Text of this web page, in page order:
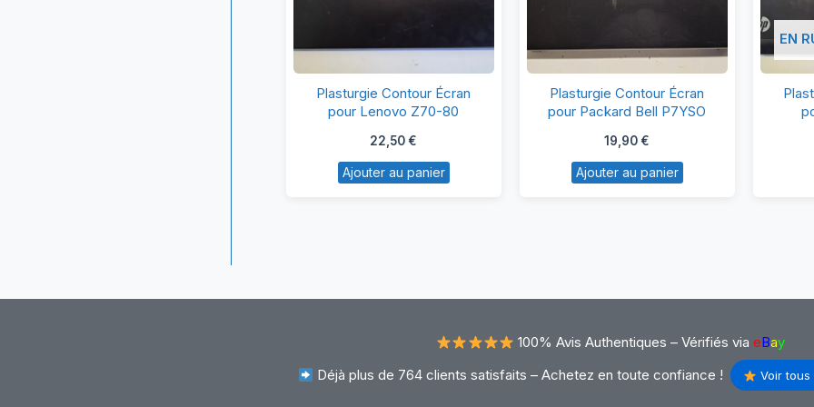
Plasturgie
Contour
Écran
Lenovo
Plasturgie Contour Écran
pour Lenovo Z70-80
22,50 €
Ajouter au panier
Plasturgie
Contour
Écran
Packard
Plasturgie Contour Écran
pour Packard Bell P7YSO
19,90 €
Ajouter au panier
EN
100% Avis Authentiques – Vérifiés via eBay
Déjà plus de 764 clients satisfaits – Achetez en toute confiance !
Voir tous